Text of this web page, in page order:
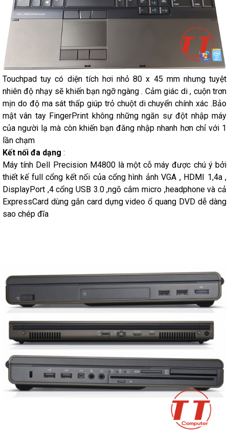
Touchpad tuy có diện tích hơi nhỏ 80 x 45 mm nhưng tuyệt
nhiên độ nhạy sẽ khiến bạn ngỡ ngàng . Cảm giác di , cuộn trơn
mịn do độ ma sát thấp giúp trỏ chuột di chuyển chính xác .Bảo
mật vân tay FingerPrint không những ngăn sự đột nhập máy
của người lạ mà còn khiến bạn đăng nhập nhanh hơn chỉ với 1
lần chạm
Kết nối đa dạng :
Máy tính Dell Precision M4800 là một cỗ máy được chú ý bởi
thiết kế full cổng kết nối của cổng hình ảnh VGA , HDMI 1,4a ,
DisplayPort ,4 cổng USB 3.0 ,ngõ cắm micro ,headphone và cả
ExpressCard dùng gắn card dựng video ổ quang DVD dễ dàng
sao chép đĩa